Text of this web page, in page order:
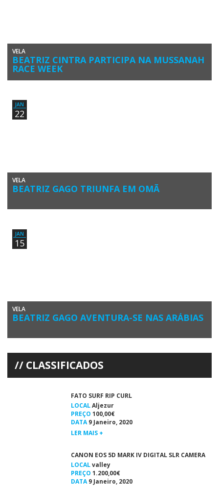
VELA
BEATRIZ CINTRA PARTICIPA NA MUSSANAH
RACE WEEK
A velejadora algarvia Beatriz Cintra (Clube Naval de Portimão) vai
JAN
22
VELA
BEATRIZ GAGO TRIUNFA EM OMÃ
Beatriz Gago (Clube Naval de Portimão) venceu a categoria Optimist
JAN
15
VELA
BEATRIZ GAGO AVENTURA-SE NAS ARÁBIAS
A velejadora algarvia Beatriz Gago, Bicampeã de Portugal Juvenis
CLASSIFICADOS
FATO SURF RIP CURL
LOCALAljezur
PREÇO 100,00€
DATA9 Janeiro, 2020
LER MAIS +
CANON EOS 5D MARK IV DIGITAL SLR CAMERA
LOCALvalley
PREÇO 1.200,00€
DATA9 Janeiro, 2020